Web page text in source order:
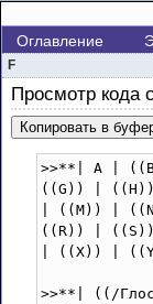
Оглавление
F
Просмотр кода
Копировать в
>>**| A |
((G)) |
| ((M)) |
((R)) |
| ((X)) |
>>**| ((/